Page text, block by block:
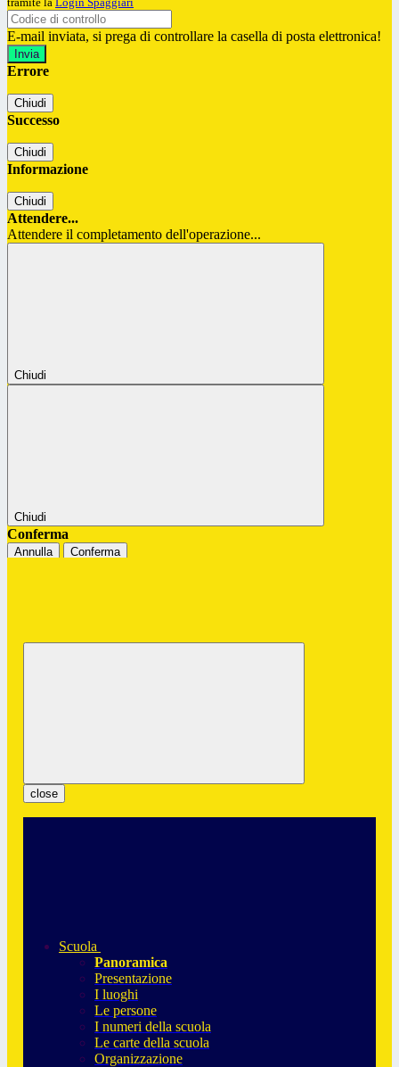
E-mail inviata, si prega di controllare la casella di posta elettronica!
Errore
Chiudi
Successo
Chiudi
Informazione
Chiudi
Attendere...
Attendere il completamento dell'operazione...
Chiudi
Chiudi
Conferma
Annulla Conferma
close
Scuola
Panoramica
Presentazione
I luoghi
Le persone
I numeri della scuola
Le carte della scuola
Organizzazione